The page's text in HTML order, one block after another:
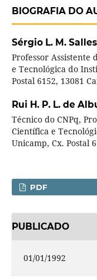
BIOGRAFIA DO
Sérgio L. M.
Professor Assistente
e Tecnológica do
Postal 6152, 13081
Rui H. P. L. de
Técnico do CNPq,
Científica e
Unicamp, Cx. Postal
PDF
PUBLICADO
01/01/1992